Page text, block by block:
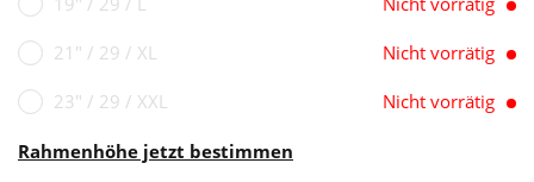
21" / 29 / XL Nicht vorrätig
23" / 29 / XXL Nicht vorrätig
Rahmenhöhe jetzt bestimmen